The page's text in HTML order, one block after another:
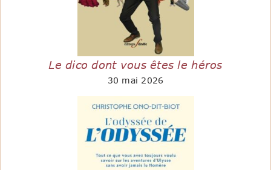
Le dico dont vous êtes le héros
30 mai 2026